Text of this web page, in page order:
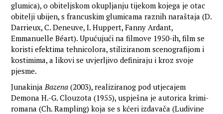
glumica), o obiteljskom okupljanju tijekom kojega je otac
obitelji ubijen, s francuskim glumicama raznih naraštaja (D.
Darrieux, C. Deneuve, I. Huppert, Fanny Ardant,
Emmanuelle Béart). Upućujući na filmove 1950-ih, film se
koristi efektima tehnicolora, stiliziranom scenografijom i
kostimima, a likovi se uvjerljivo definiraju i kroz svoje
pjesme.
JunakinjaBazena (2003), realiziranog pod utjecajem
Demona H.-G. Clouzota (1955), uspješna je autorica krimi-
romana (Ch. Rampling) koja se s kćeri izdavača (Ludivine